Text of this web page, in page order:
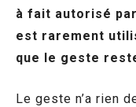
à fait autorisé
est rarement
que le geste
Le geste n’a rien